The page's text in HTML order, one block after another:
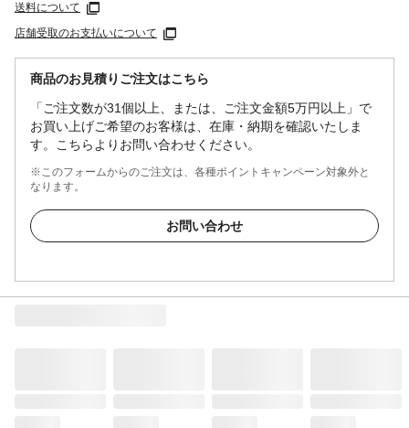
送料について
店舗受取のお支払いについて
商品のお見積りご注文はこちら
「ご注文数が31個以上、または、ご注文金額5万円以上」で
お買い上げご希望のお客様は、在庫・納期を確認いたしま
す。こちらよりお問い合わせください。
※このフォームからのご注文は、各種ポイントキャンペーン対象外と
なります。
お問い合わせ